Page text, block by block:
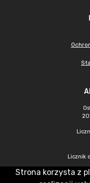
Licznik
Strona korzysta z